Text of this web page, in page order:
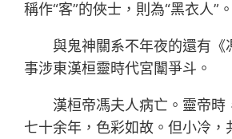
稱作“客”的俠士，則為“黑衣人”。
與鬼神關系不年夜的還有《
事涉東漢桓靈時代宮闈爭斗。
漢桓帝馮夫人病亡。靈帝時
七十余年，色彩如故。但小冷，